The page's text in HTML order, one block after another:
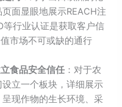
面显眼地展示REACH注
等行业认证是获取客户信
市场不可或缺的通行
食品安全信任 ：对于农
立一个板块，详细展示
现作物的生长环境、采